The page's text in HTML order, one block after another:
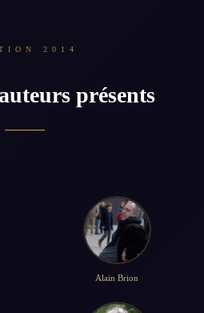
2014
présents
Alain Brion